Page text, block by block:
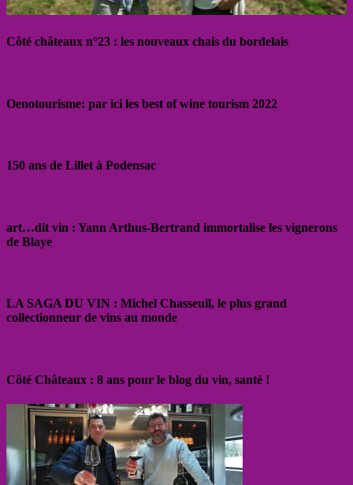
Côté châteaux n°23 : les nouveaux chais du bordelais
Oenotourisme: par ici les best of wine tourism 2022
150 ans de Lillet à Podensac
art…dit vin : Yann Arthus-Bertrand immortalise les vignerons
de Blaye
LA SAGA DU VIN : Michel Chasseuil, le plus grand
collectionneur de vins au monde
Côté Châteaux : 8 ans pour le blog du vin, santé !